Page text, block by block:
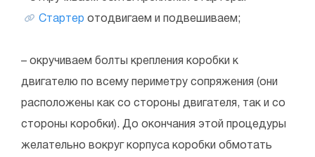
Стартер отодвигаем и подвешиваем;
– окручиваем болты крепления коробки к
двигателю по всему периметру сопряжения (они
расположены как со стороны двигателя, так и со
стороны коробки). До окончания этой процедуры
желательно вокруг корпуса коробки обмотать